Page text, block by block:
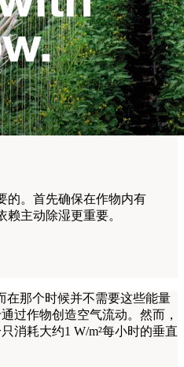
的。首先确保在作物内有
赖主动除湿更重要。
在那个时候并不需要这些能量
过作物创造空气流动。然而，
消耗大约1 W/m²每小时的垂直